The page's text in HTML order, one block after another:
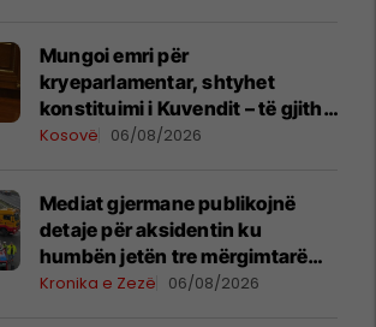
Mungoi emri për
kryeparlamentar, shtyhet
konstituimi i Kuvendit – të gjitha
detajet
Kosovë 06/08/2026
Mediat gjermane publikojnë
detaje për aksidentin ku
humbën jetën tre mërgimtarë
nga Komogllava e Ferizajt
Kronika e Zezë 06/08/2026